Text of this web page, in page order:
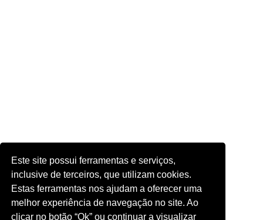
Este site possui ferramentas e serviços,
inclusive de terceiros, que utilizam cookies.
Estas ferramentas nos ajudam a oferecer uma
melhor experiência de navegação no site. Ao
clicar no botão “Ok” ou continuar a visualizar